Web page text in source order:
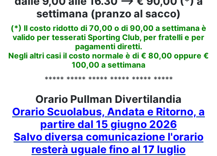
settimana (pranzo al sacco)
(*) Il costo ridotto di 70,00 o di 90,00 a settimana è
valido per tesserati Sporting Club, per fratelli e per
pagamenti diretti.
Negli altri casi il costo normale è di € 80,00 oppure €
100,00 a settimana
***** ***** ***** ***** ***** *****
Orario Pullman Divertilandia
Orario Scuolabus, Andata e Ritorno, a
partire dal 15 giugno 2026
Salvo diversa comunicazione l'orario
resterà uguale fino al 17 luglio